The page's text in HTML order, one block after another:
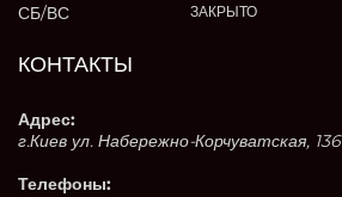
СБ/ВС ЗАКРЫТО
КОНТАКТЫ
Адрес:
г.Киев ул. Набережно-Корчуватская, 136
Телефоны: